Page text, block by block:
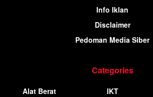
Info Iklan
Disclaimer
Pedoman Media Siber
Categories
Alat Berat
IKT